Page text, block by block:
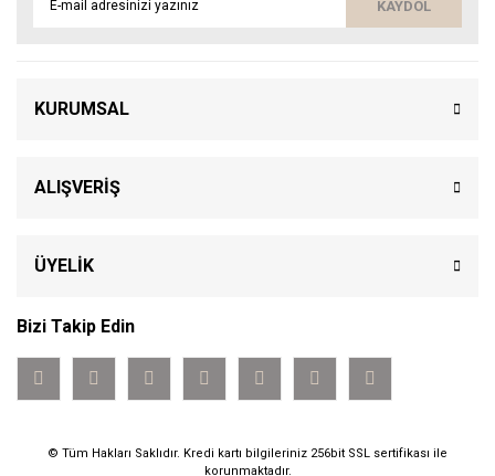
KAYDOL
KURUMSAL
ALIŞVERİŞ
ÜYELİK
Bizi Takip Edin
© Tüm Hakları Saklıdır. Kredi kartı bilgileriniz 256bit SSL sertifikası ile
korunmaktadır.